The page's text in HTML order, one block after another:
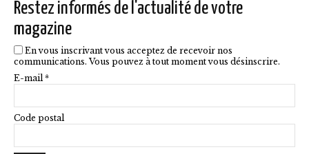
page
du
produit
Restez informés de l'actualité de votre
magazine
En vous inscrivant vous acceptez de recevoir nos
communications. Vous pouvez à tout moment vous désinscrire.
E-mail *
Code postal